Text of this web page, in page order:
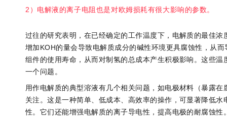
2）电解液的离子电阻也是对欧姆损耗有很大影响的参数。
过往的研究表明，在已经确定的工作温度下，电解质的最佳
增加KOH的量会导致电解质成分的碱性环境更具腐蚀性，从
组件的使用寿命，从而对制氢的总成本产生积极影响。这些
一个问题。
用作电解质的典型溶液有几个相关问题，如电极材料（暴露
关注。这是一种简单、低成本、高效率的操作，可显著降低
性。它们还能增强电解质的离子导电性，提高电极的耐腐蚀